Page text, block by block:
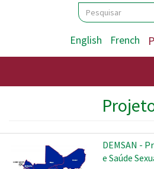
Search
Pesquisar
English French
DEMSAN -
e Saúde